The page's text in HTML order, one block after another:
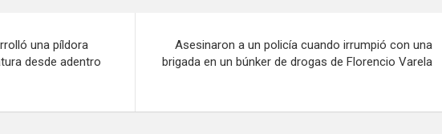
una píldora
desde adentro
Asesinaron a un policía cuando irrumpió con una
brigada en un búnker de drogas de Florencio Varela